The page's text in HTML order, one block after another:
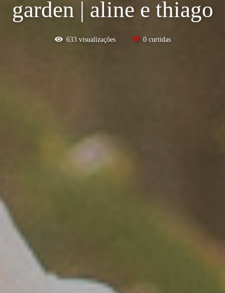
garden | aline e thiago
633visualizações 0curtidas